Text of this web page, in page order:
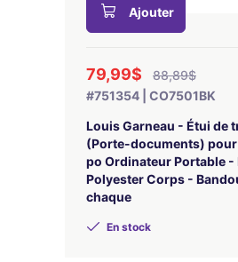
Ajouter
79,99$
88,89$
#751354 | CO7501BK
Louis Garneau - Étui de
(Porte-documents) pour
po Ordinateur Portable
Polyester Corps -
chaque
En stock